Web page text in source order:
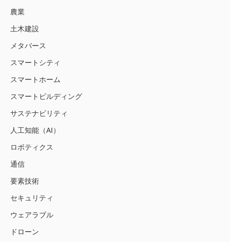
農業
土木建設
メタバース
スマートシティ
スマートホーム
スマートビルディング
サステナビリティ
人工知能（AI）
ロボティクス
通信
要素技術
セキュリティ
ウェアラブル
ドローン